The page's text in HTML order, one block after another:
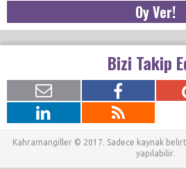
Oy Ver!
Bizi Takip
Kahramangiller © 2017. Sadece kaynak
yapılabilir.